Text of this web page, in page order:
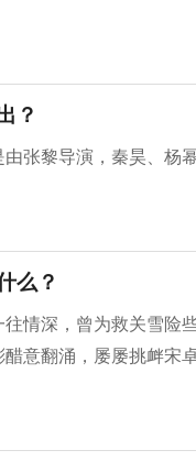
？
张黎导演，秦昊、杨
么？
情深，曾为救关雪险
意翻涌，屡屡挑衅宋